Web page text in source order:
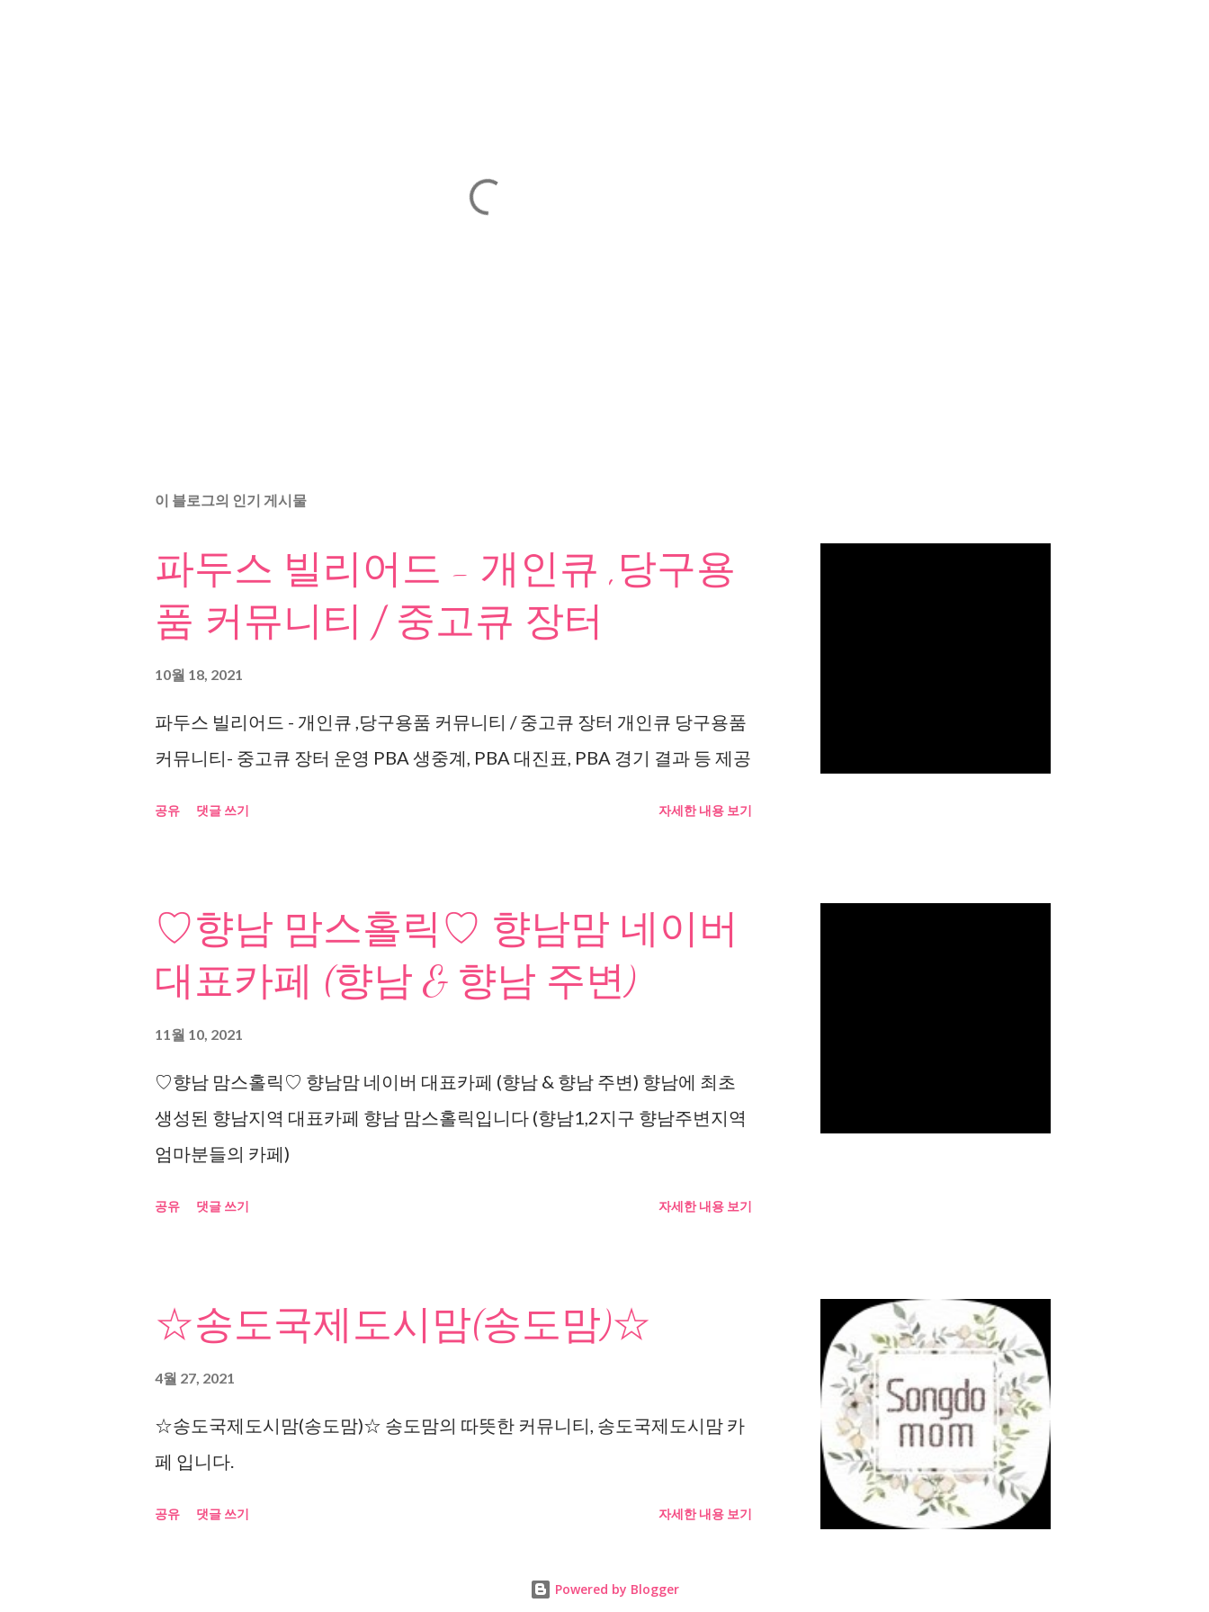
이 블로그의 인기 게시물
파두스 빌리어드 - 개인큐 ,당구용
품 커뮤니티 / 중고큐 장터
10월 18, 2021
파두스 빌리어드 - 개인큐 ,당구용품 커뮤니티 / 중고큐 장터 개인큐 당구용품
커뮤니티- 중고큐 장터 운영 PBA 생중계, PBA 대진표, PBA 경기 결과 등 제공
공유 댓글 쓰기 자세한 내용 보기
♡향남 맘스홀릭♡ 향남맘 네이버
대표카페 (향남 & 향남 주변)
11월 10, 2021
♡향남 맘스홀릭♡ 향남맘 네이버 대표카페 (향남 & 향남 주변) 향남에 최초
생성된 향남지역 대표카페 향남 맘스홀릭입니다 (향남1,2지구 향남주변지역
엄마분들의 카페)
공유 댓글 쓰기 자세한 내용 보기
☆송도국제도시맘(송도맘)☆
4월 27, 2021
☆송도국제도시맘(송도맘)☆ 송도맘의 따뜻한 커뮤니티, 송도국제도시맘 카
페 입니다.
공유 댓글 쓰기 자세한 내용 보기
Powered by Blogger